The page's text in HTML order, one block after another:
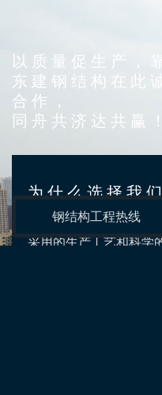
以质量促生产，
东建钢结构在此
合作，
同舟共济达共赢！
为什么选择我
采用的生产工艺和科学
钢结构工程热线